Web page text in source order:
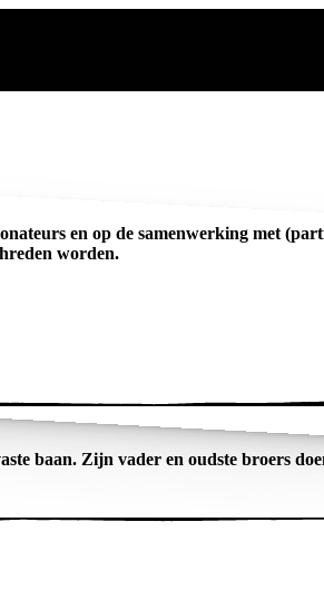
baan. Zijn vader en oudste broers
en op de samenwerking met
worden.